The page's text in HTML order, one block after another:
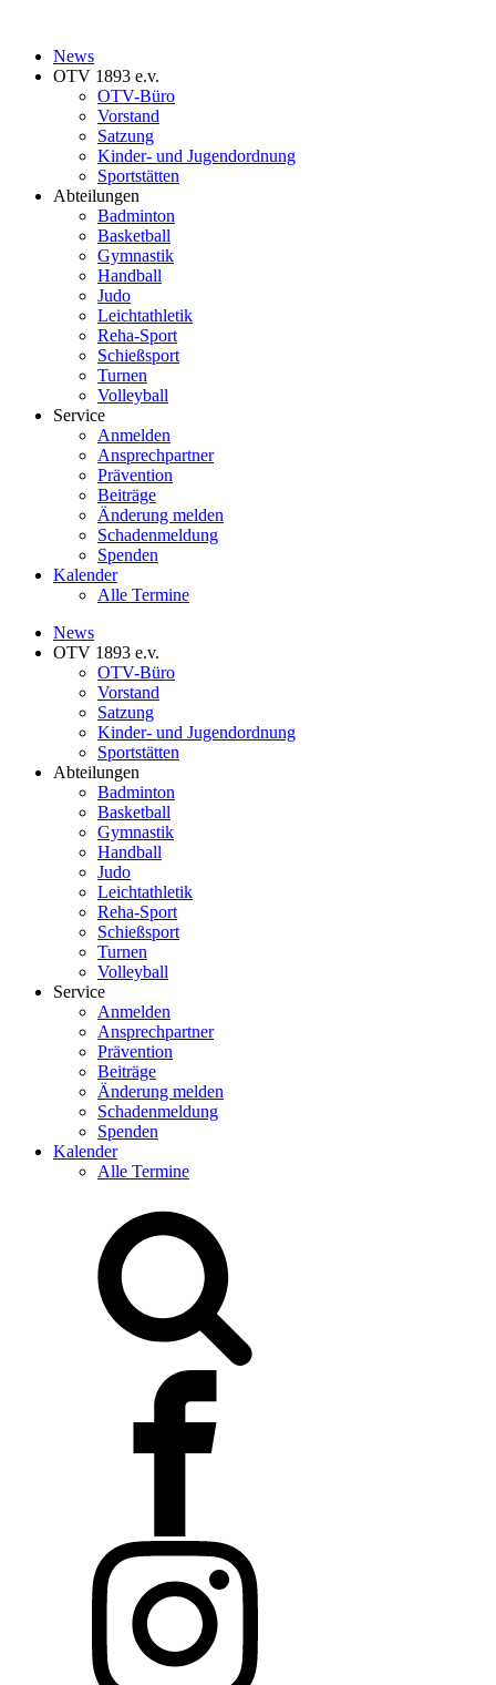
News
OTV 1893 e.v.
OTV-Büro
Vorstand
Satzung
Kinder- und Jugendordnung
Sportstätten
Abteilungen
Badminton
Basketball
Gymnastik
Handball
Judo
Leichtathletik
Reha-Sport
Schießsport
Turnen
Volleyball
Service
Anmelden
Ansprechpartner
Prävention
Beiträge
Änderung melden
Schadenmeldung
Spenden
Kalender
Alle Termine
News
OTV 1893 e.v.
OTV-Büro
Vorstand
Satzung
Kinder- und Jugendordnung
Sportstätten
Abteilungen
Badminton
Basketball
Gymnastik
Handball
Judo
Leichtathletik
Reha-Sport
Schießsport
Turnen
Volleyball
Service
Anmelden
Ansprechpartner
Prävention
Beiträge
Änderung melden
Schadenmeldung
Spenden
Kalender
Alle Termine